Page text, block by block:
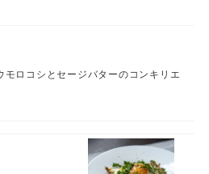
モロコシとセージバターのコンキリエ